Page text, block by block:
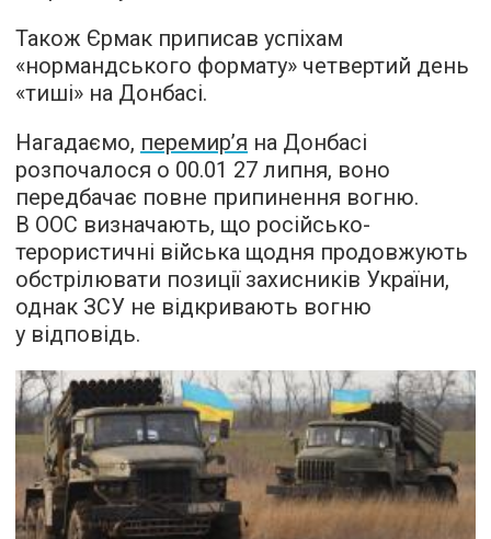
Також Єрмак приписав успіхам
«нормандського формату» четвертий день
«тиші» на Донбасі.
Нагадаємо, перемир’я на Донбасі
розпочалося о 00.01 27 липня, воно
передбачає повне припинення вогню.
В ООС визначають, що російсько-
терористичні війська щодня продовжують
обстрілювати позиції захисників України,
однак ЗСУ не відкривають вогню
у відповідь.